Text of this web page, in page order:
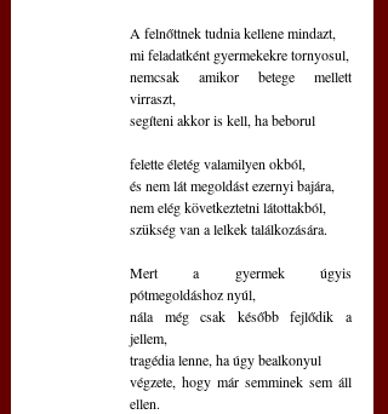
A felnőttnek tudnia kellene mindazt,
mi feladatként gyermekekre tornyosul,
nemcsak amikor betege mellett
virraszt,
segíteni akkor is kell, ha beborul
felette életég valamilyen okból,
és nem lát megoldást ezernyi bajára,
nem elég következtetni látottakból,
szükség van a lelkek találkozására.
Mert a gyermek úgyis
pótmegoldáshoz nyúl,
nála még csak később fejlődik a
jellem,
tragédia lenne, ha úgy bealkonyul
végzete, hogy már semminek sem áll
ellen.